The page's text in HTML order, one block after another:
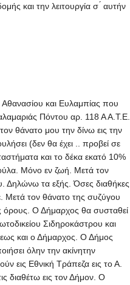
και την λειτουργία σ ́ αυτήν
και Ευλαμπίας που
Πόντου αρ. 118 Α Α.Τ.Ε.
θάνατο μου την δίνω εις την
(δεν θα έχει .. προβεί σε
και το δέκα εκατό 10%
Μόνο εν ζωή. Μετά τον
Δηλώνω τα εξής. Όσες διαθήκες
Μετά τον θάνατο της συζύγου
όρους. Ο Δήμαρχος θα συσταθεί
Σιδηροκάστρου και
και ο Δήμαρχος. Ο Δήμος
όλην την ακίνητην
εις Εθνική Τράπεζα εις το Α.
διαθέτω εις τον Δήμον. Ο